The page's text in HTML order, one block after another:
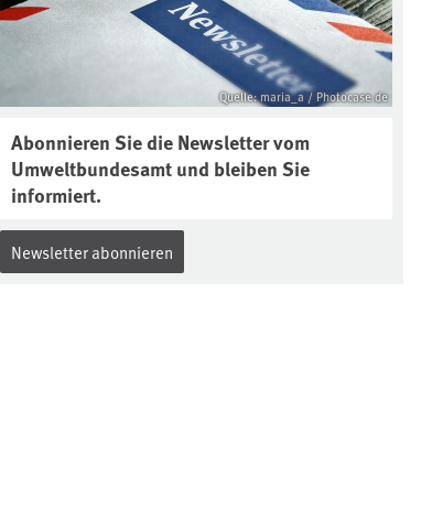
Quelle: maria_a / Photocase.de
Abonnieren Sie die Newsletter vom
Umweltbundesamt und bleiben Sie
informiert.
Newsletter abonnieren